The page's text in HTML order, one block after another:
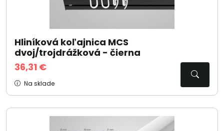
Hliníková koľajnica MCS
dvoj/trojdrážková - čierna
36,31 €
Na sklade